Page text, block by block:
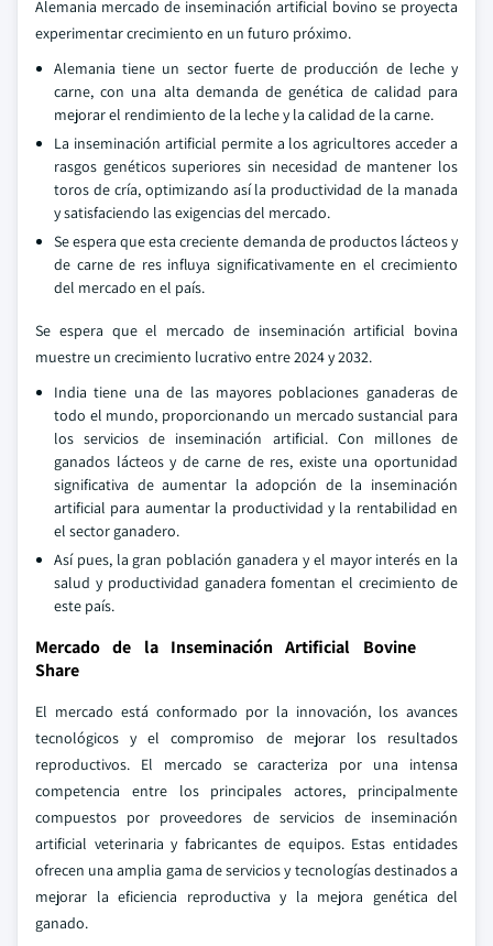
Alemania mercado de inseminación artificial bovino se proyecta
experimentar crecimiento en un futuro próximo.
Alemania tiene un sector fuerte de producción de leche y
carne, con una alta demanda de genética de calidad para
mejorar el rendimiento de la leche y la calidad de la carne.
La inseminación artificial permite a los agricultores acceder a
rasgos genéticos superiores sin necesidad de mantener los
toros de cría, optimizando así la productividad de la manada
y satisfaciendo las exigencias del mercado.
Se espera que esta creciente demanda de productos lácteos y
de carne de res influya significativamente en el crecimiento
del mercado en el país.
Se espera que el mercado de inseminación artificial bovina
muestre un crecimiento lucrativo entre 2024 y 2032.
India tiene una de las mayores poblaciones ganaderas de
todo el mundo, proporcionando un mercado sustancial para
los servicios de inseminación artificial. Con millones de
ganados lácteos y de carne de res, existe una oportunidad
significativa de aumentar la adopción de la inseminación
artificial para aumentar la productividad y la rentabilidad en
el sector ganadero.
Así pues, la gran población ganadera y el mayor interés en la
salud y productividad ganadera fomentan el crecimiento de
este país.
Mercado de la Inseminación Artificial Bovine
Share
El mercado está conformado por la innovación, los avances
tecnológicos y el compromiso de mejorar los resultados
reproductivos. El mercado se caracteriza por una intensa
competencia entre los principales actores, principalmente
compuestos por proveedores de servicios de inseminación
artificial veterinaria y fabricantes de equipos. Estas entidades
ofrecen una amplia gama de servicios y tecnologías destinados a
mejorar la eficiencia reproductiva y la mejora genética del
ganado.